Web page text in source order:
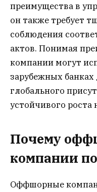
преимущества в
он также требует
соблюдения
актов. Понимая
компании могут
зарубежных банках
глобального
устойчивого
Почему
компании
Оффшорные